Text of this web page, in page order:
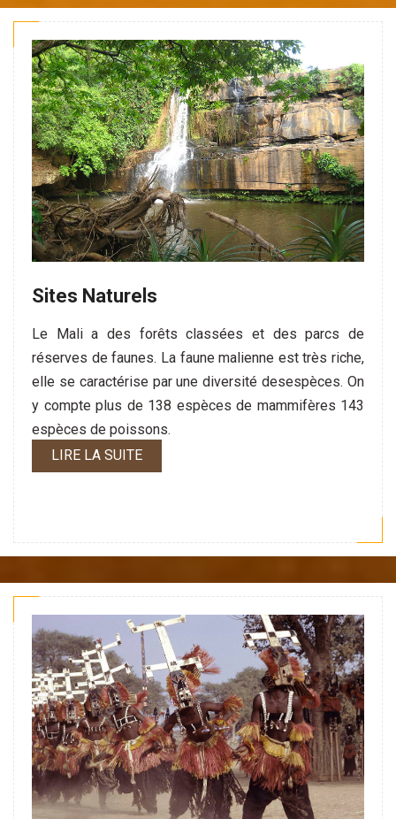
Sites Naturels
Le Mali a des forêts classées et des parcs de
réserves de faunes. La faune malienne est très riche,
elle se caractérise par une diversité desespèces. On
y compte plus de 138 espèces de mammifères 143
espèces de poissons.
LIRE LA SUITE